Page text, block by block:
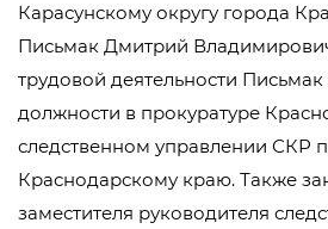
Карасунскому округу города
Письмак Дмитрий
трудовой деятельности
должности в прокуратуре
следственном управлении СКР
Краснодарскому краю. Также
заместителя руководителя